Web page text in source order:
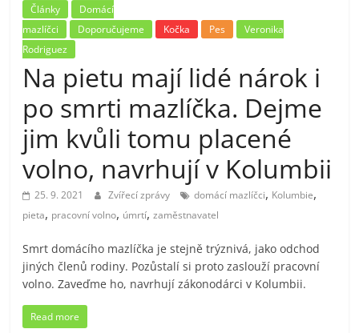
Články
Domácí
mazlíčci
Doporučujeme Kočka Pes
Veronika
Rodriguez
Na pietu mají lidé nárok i
po smrti mazlíčka. Dejme
jim kvůli tomu placené
volno, navrhují v Kolumbii
25. 9. 2021 Zvířecí zprávy domácí mazlíčci, Kolumbie,
pieta, pracovní volno, úmrtí,zaměstnavatel
Smrt domácího mazlíčka je stejně trýznivá, jako odchod
jiných členů rodiny. Pozůstalí si proto zaslouží pracovní
volno. Zaveďme ho, navrhují zákonodárci v Kolumbii.
Read more